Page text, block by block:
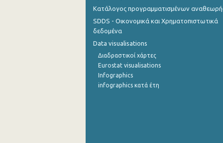
4o Τρίμηνο 2011
3o Τρίμηνο 2011
2o Τρίμηνο 2011
1o Τρίμηνο 2011
Κατάλογος προγραμματισμένων
SDDS - Οικονομικά και Χρηματοπιστωτικά
δεδομένα
Data visualisations
Διαδραστικοί χάρτες
Eurostat visualisations
Infographics
infographics κατά έτη